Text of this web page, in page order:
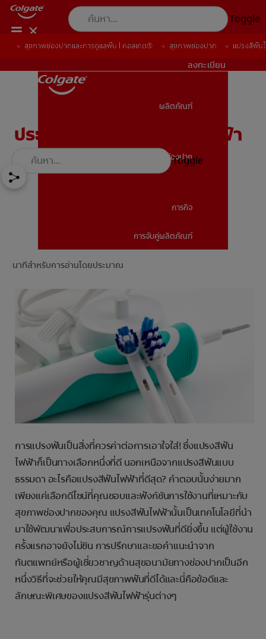
Toggle
TH (TH)
ลงทะเบียน
ผลิตภัณฑ์
สุขภาพช่องปาก
ภารกิจ
การจับคู่ผลิตภัณฑ์
Toggle
สุขภาพช่องปากและการดูแลฟัน | คอลเกต® สุขภาพช่องปาก แปรงสีฟัน
ประโยชน์ของแปรงสีฟันไฟฟ้า
นาทีสำหรับการอ่านโดยประมาณ
การแปรงฟันเป็นสิ่งที่ควรค่าต่อการเอาใจใส่! ซึ่งแปรงสีฟัน
ไฟฟ้าก็เป็นทางเลือกหนึ่งที่ดี นอกเหนือจากแปรงสีฟันแบบ
ธรรมดา อะไรคือแปรงสีฟันไฟฟ้าที่ดีสุด? คำตอบนั้นง่ายมาก
เพียงแค่เลือกดีไซน์ที่คุณชอบและฟังก์ชันการใช้งานที่เหมาะกับ
สุขภาพช่องปากของคุณ แปรงสีฟันไฟฟ้านั้นเป็นเทคโนโลยีที่นำ
มาใช้พัฒนาเพื่อประสบการณ์การแปรงฟันที่ดียิ่งขึ้น แต่ผู้ใช้งาน
ครั้งแรกอาจยังไม่ชิน การปรึกษาและขอคำแนะนำจาก
ทันตแพทย์หรือผู้เชี่ยวชาญด้านสุขอนามัยทางช่องปากเป็นอีก
หนึ่งวิธีที่จะช่วยให้คุณมีสุขภาพฟันที่ดีได้และนี่คือข้อดีและ
ลักษณะพิเศษของแปรงสีฟันไฟฟ้ารุ่นต่างๆ